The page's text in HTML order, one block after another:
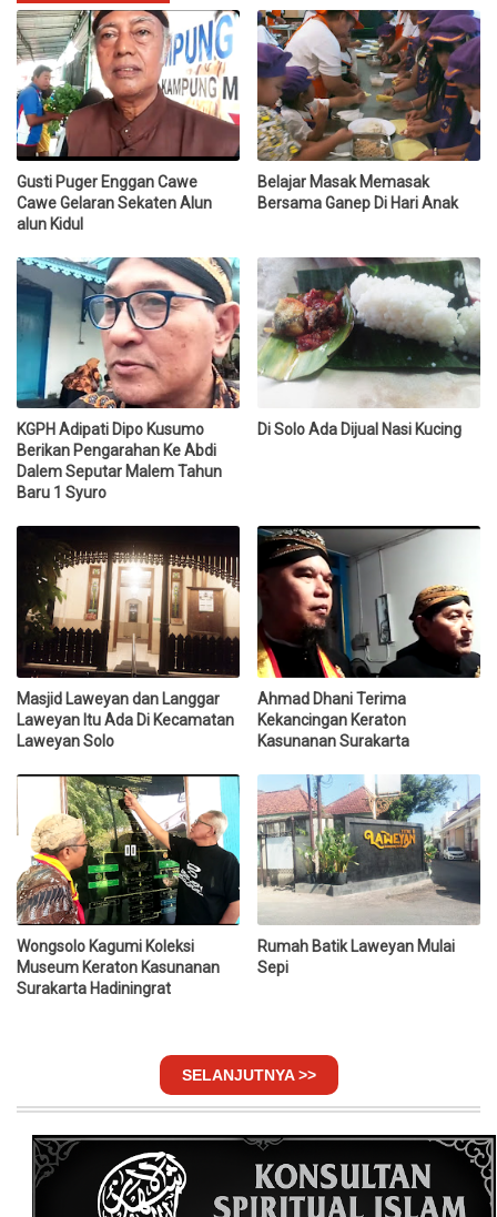
Gusti Puger Enggan Cawe
Cawe Gelaran Sekaten Alun
alun Kidul
Belajar Masak Memasak
Bersama Ganep Di Hari Anak
KGPH Adipati Dipo Kusumo
Berikan Pengarahan Ke Abdi
Dalem Seputar Malem Tahun
Baru 1 Syuro
Di Solo Ada Dijual Nasi Kucing
Masjid Laweyan dan Langgar
Laweyan Itu Ada Di Kecamatan
Laweyan Solo
Ahmad Dhani Terima
Kekancingan Keraton
Kasunanan Surakarta
Wongsolo Kagumi Koleksi
Museum Keraton Kasunanan
Surakarta Hadiningrat
Rumah Batik Laweyan Mulai
Sepi
SELANJUTNYA >>